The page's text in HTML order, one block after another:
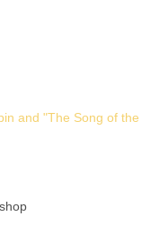
and "The Song of the